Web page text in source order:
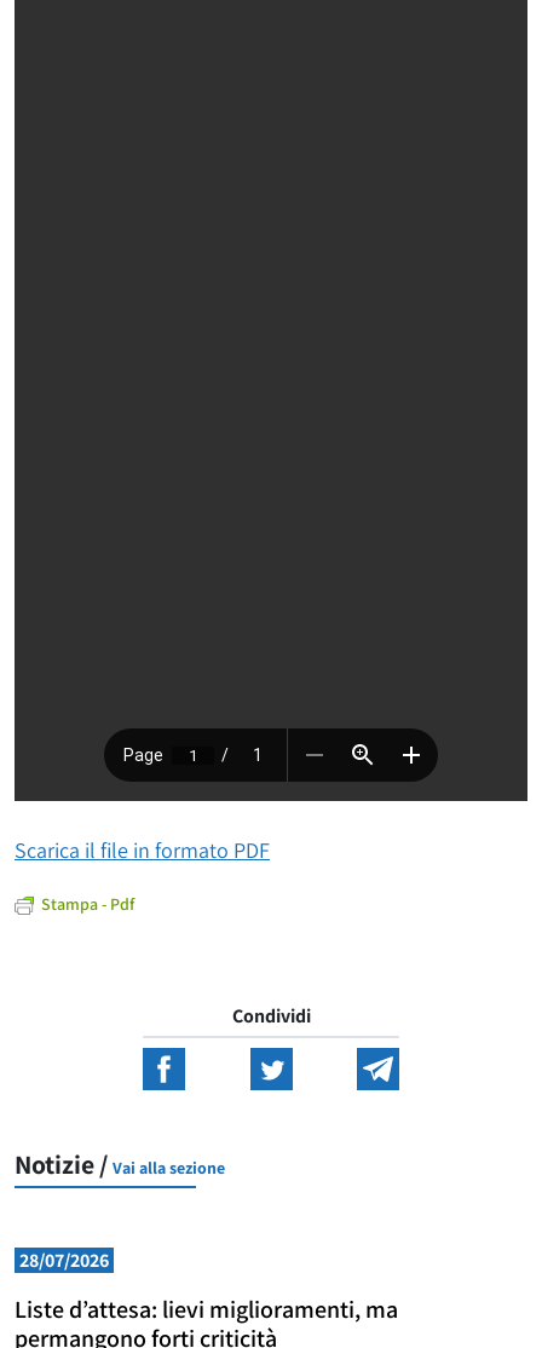
Scarica il file in formato PDF
Stampa - Pdf
Condividi
Notizie / Vai alla sezione
28/07/2026
Liste d’attesa: lievi miglioramenti, ma
permangono forti criticità